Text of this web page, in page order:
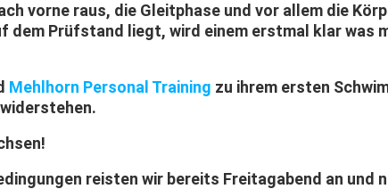
vorne raus, die Gleitphase und vor allem die
dem Prüfstand liegt, wird einem erstmal klar was
Mehlhorn Personal Training zu ihrem ersten
reisten wir bereits Freitagabend an und